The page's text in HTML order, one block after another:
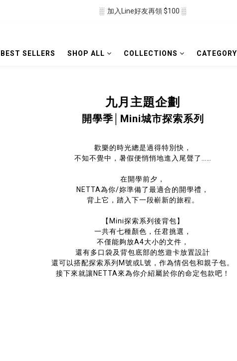
░  新會員註冊送 $50 ░
░  加入Line好友再領 $100 ░
░  新會員註冊送 $50 ░
BEST SELLERS SHOP ALL COLLECTIONS CATEGORY
九月主題企劃
開學季│Mini城市探索系列
歡樂的時光總是過得特別快，
不知不覺中，暑假便悄悄地進入尾聲了……
在開學前夕，
NETTA為你/妳準備了最適合的開學禮，
背上它，踏入下一段嶄新的旅程。
【Mini探索系列後背包】
一共有七種顏色，任君挑選，
不僅能夠放A4大小的文件，
還有多口袋及背包底部的悠遊卡放置設計
還可以搭配探索系列M號或L號，作為情侶包和親子包。
接下來就讓NETTA來為你介紹屬於你的命定包款吧！